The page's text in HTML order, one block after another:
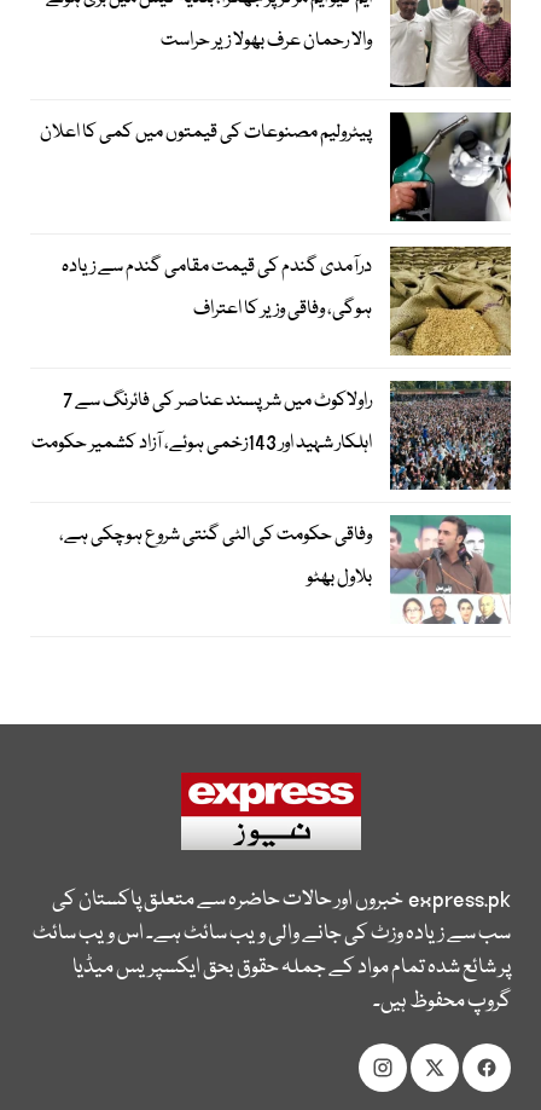
والا رحمان عرف بھولا زیر حراست
پیٹرولیم مصنوعات کی قیمتوں میں کمی کا اعلان
درآمدی گندم کی قیمت مقامی گندم سے زیادہ
ہوگی، وفاقی وزیر کا اعتراف
راولاکوٹ میں شرپسند عناصر کی فائرنگ سے 7
اہلکار شہید اور 143زخمی ہوئے، آزاد کشمیر حکومت
وفاقی حکومت کی الٹی گنتی شروع ہوچکی ہے،
بلاول بھٹو
express.pkخبروں اور حالات حاضرہ سے متعلق پاکستان کی
سب سے زیادہ وزٹ کی جانے والی ویب سائٹ ہے۔ اس ویب سائٹ
پر شائع شدہ تمام مواد کے جملہ حقوق بحق ایکسپریس میڈیا
گروپ محفوظ ہیں۔